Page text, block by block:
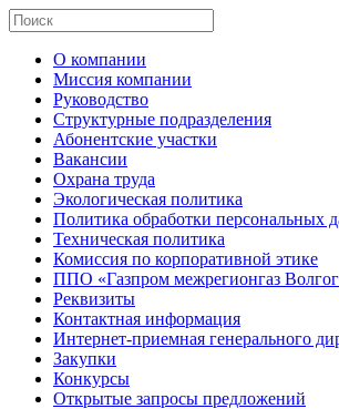
О компании
Миссия компании
Руководство
Структурные подразделения
Абонентские участки
Вакансии
Охрана труда
Экологическая политика
Политика обработки персональных
Техническая политика
Комиссия по корпоративной этике
ППО «Газпром межрегионгаз
Реквизиты
Контактная информация
Интернет-приемная генерального
Закупки
Конкурсы
Открытые запросы предложений